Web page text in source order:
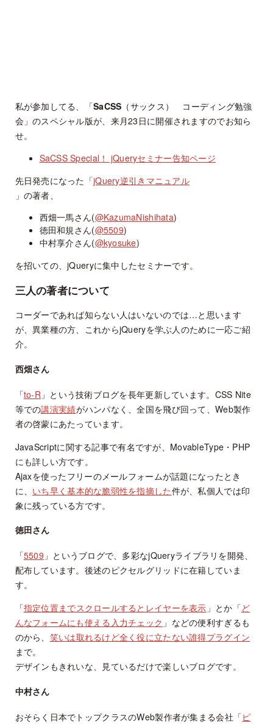
私が参加してる、「SaCSS （サックス） コーディング勉強
会」のスペシャル版が、来月23日に開催されますのでお知ら
せ。
SaCSS Special！ jQueryセミナー告知ページ
先日発売になった「jQuery逆引きマニュアル
」の著者、
西畑一馬さん(@KazumaNishihata)
徳田和規さん(@5509)
中村享介さん(@kyosuke)
を招いての、jQueryに集中したセミナーです。
三人の著者について
コーダーであれば知らない人はいないのでは…と思います
が、異業種の方、これからjQueryを学ぶ人のために一応ご紹
介。
西畑さん
「to-R」という技術ブログを長年更新しています。CSS Nite
等での講演実績がハンパなく、全国を飛び回って、Web製作
者の啓蒙にあたっています。
JavaScriptに関する記事で有名ですが、MovableType・PHP
にも詳しい方です。
Ajaxを使ったフリーのメールフォームが話題になったとき
に、 いち早く基本的な脆弱性を指摘した件が、私個人では印
象に残っている方です。
徳田さん
「5509」というブログで、多彩なjQueryライブラリを開発、
配布しています。後述のピクセルグリッドに在籍していま
す。
「指定位置までスクロールするとレイヤーを表示 」とか「ど
んなフォームにも使える入力チェック 」などの便利すぎるも
のから、 笑いは取れるけど全く役に立たない誰得プラグイン
まで。
デザインもきれいな、見ているだけで楽しいブログです。
中村さん
おそらく日本でトップクラスのWeb製作者が集まる会社「ピ